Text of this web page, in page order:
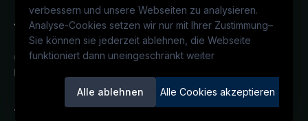
verbessern und unsere Webseiten zu analysieren.
Analyse-Cookies setzen wir nur mit Ihrer Zustimmung–
Sie können sie jederzeit ablehnen, die Webseite
funktioniert dann uneingeschränkt weiter
Alle ablehnen Alle Cookies akzeptieren
Österreichs technisches Karriereportal.
Ein Service der candidatis GmbH.
TECjobs.at